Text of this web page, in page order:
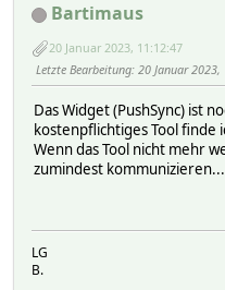
Bartimaus
20 Januar 2023, 11:12:47
Letzte Bearbeitung: 20 Januar
Das Widget (PushSync) ist
kostenpflichtiges Tool finde
Wenn das Tool nicht mehr
zumindest
LG
B.